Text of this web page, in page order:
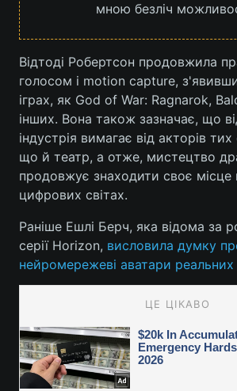
мною безліч
Відтоді Робертсон продовжила
голосом і motion capture,
іграх, як God of War: Ragnarok,
інших. Вона також зазначає, що
індустрія вимагає від акторів
що й театр, а отже, мистецтво
продовжує знаходити своє місце
цифрових світах.
Раніше Ешлі Берч, яка відома за
серії Horizon, висловила думку
нейромережеві аватари реальних